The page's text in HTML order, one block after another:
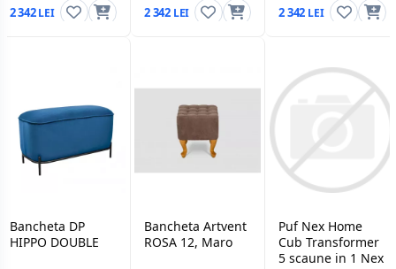
2 342
2 342
2 342
Bancheta DP
HIPPO DOUBLE
Bancheta Artvent
ROSA 12, Maro
Puf Nex Home
Cub Transformer
5 scaune in 1 Nex